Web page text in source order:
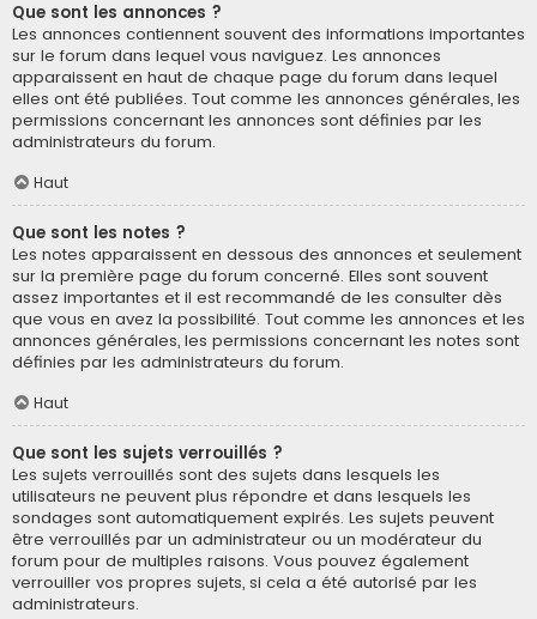
Que sont les annonces ?
Les annonces contiennent souvent des informations importantes
sur le forum dans lequel vous naviguez. Les annonces
apparaissent en haut de chaque page du forum dans lequel
elles ont été publiées. Tout comme les annonces générales, les
permissions concernant les annonces sont définies par les
administrateurs du forum.
Haut
Que sont les notes ?
Les notes apparaissent en dessous des annonces et seulement
sur la première page du forum concerné. Elles sont souvent
assez importantes et il est recommandé de les consulter dès
que vous en avez la possibilité. Tout comme les annonces et les
annonces générales, les permissions concernant les notes sont
définies par les administrateurs du forum.
Haut
Que sont les sujets verrouillés ?
Les sujets verrouillés sont des sujets dans lesquels les
utilisateurs ne peuvent plus répondre et dans lesquels les
sondages sont automatiquement expirés. Les sujets peuvent
être verrouillés par un administrateur ou un modérateur du
forum pour de multiples raisons. Vous pouvez également
verrouiller vos propres sujets, si cela a été autorisé par les
administrateurs.